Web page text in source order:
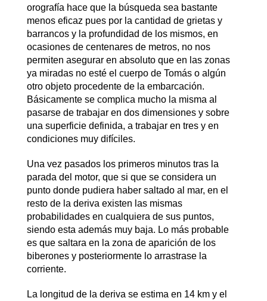
orografía hace que la búsqueda sea bastante
menos eficaz pues por la cantidad de grietas y
barrancos y la profundidad de los mismos, en
ocasiones de centenares de metros, no nos
permiten asegurar en absoluto que en las zonas
ya miradas no esté el cuerpo de Tomás o algún
otro objeto procedente de la embarcación.
Básicamente se complica mucho la misma al
pasarse de trabajar en dos dimensiones y sobre
una superficie definida, a trabajar en tres y en
condiciones muy difíciles.
Una vez pasados los primeros minutos tras la
parada del motor, que si que se considera un
punto donde pudiera haber saltado al mar, en el
resto de la deriva existen las mismas
probabilidades en cualquiera de sus puntos,
siendo esta además muy baja. Lo más probable
es que saltara en la zona de aparición de los
biberones y posteriormente lo arrastrase la
corriente.
La longitud de la deriva se estima en 14 km y el